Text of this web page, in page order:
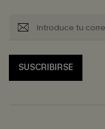
SUSCRIBIRSE